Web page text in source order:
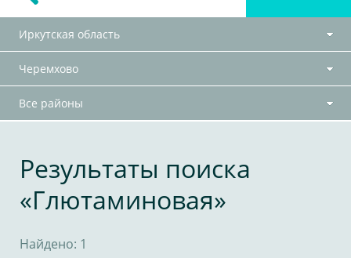
Иркутская область
Черемхово
Все районы
Результаты поиска
«Глютаминовая»
Найдено: 1